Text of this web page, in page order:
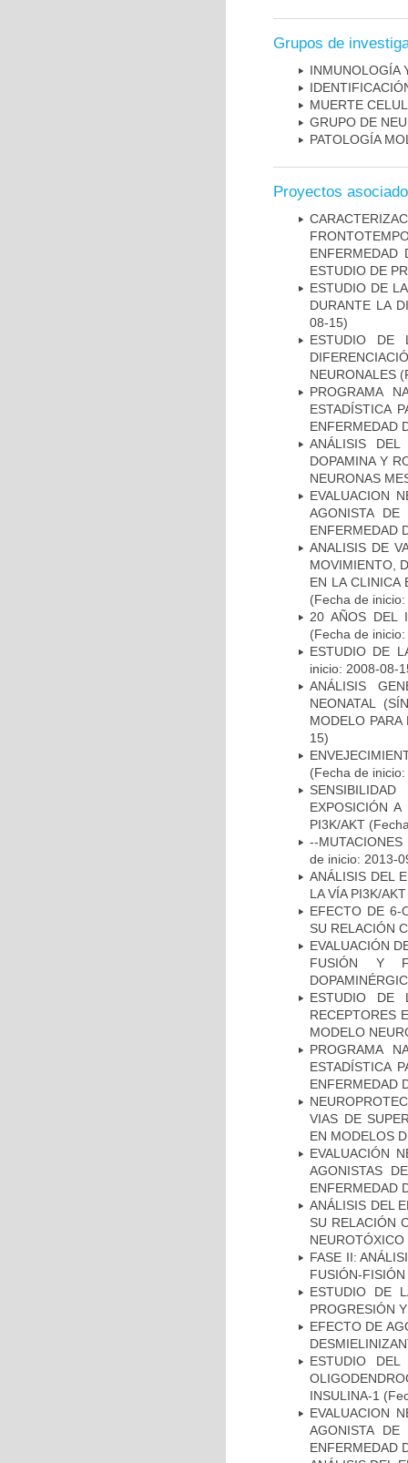
Grupos de
INMUNOLOGÍA
MUERTE
GRUPO DE
PATOLOGÍA
Proyectos
ENFERMEDAD
ESTUDIO DE
ESTUDIO DE
DURANTE LA
08-15)
ESTUDIO DE
NEURONALES
PROGRAMA
ESTADÍSTICA
ENFERMEDAD
ANÁLISIS
DOPAMINA Y
NEURONAS
EVALUACION
AGONISTA
ENFERMEDAD
ANALISIS DE
MOVIMIENTO,
EN LA CLINICA
(Fecha de
20 AÑOS DEL
(Fecha de
ESTUDIO DE
inicio: 2008-08-
ANÁLISIS
NEONATAL
MODELO
15)
(Fecha de
EXPOSICIÓN
PI3K/AKT
--
de inicio: 2013-
ANÁLISIS DEL
LA VÍA PI3K/
EFECTO DE 6-
SU RELACIÓN
EVALUACIÓN
FUSIÓN Y
ESTUDIO DE
RECEPTORES
MODELO
PROGRAMA
ESTADÍSTICA
ENFERMEDAD
VIAS DE
EN MODELOS
EVALUACIÓN
AGONISTAS
ENFERMEDAD
ANÁLISIS DEL
SU RELACIÓN
NEUROTÓXICO
FASE II:
FUSIÓN-
ESTUDIO DE
PROGRESIÓN
EFECTO DE
ESTUDIO
INSULINA-1
EVALUACION
AGONISTA
ENFERMEDAD